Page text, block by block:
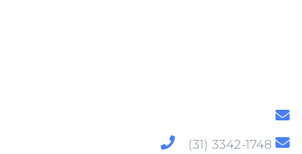
(31) 3342-1748